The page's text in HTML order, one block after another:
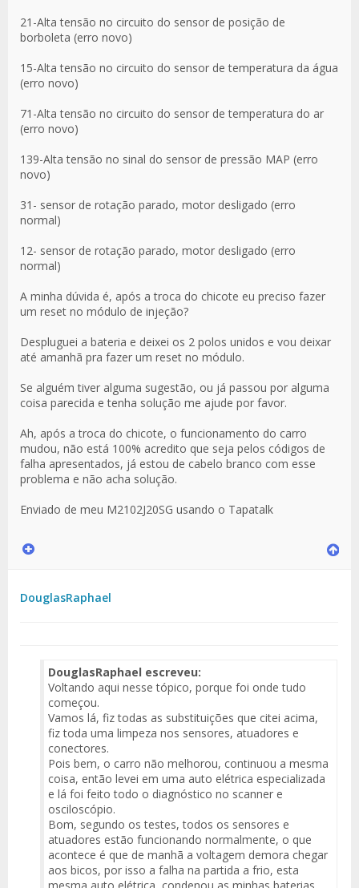
21-Alta tensão no circuito do sensor de posição de
borboleta (erro novo)
15-Alta tensão no circuito do sensor de temperatura da água
(erro novo)
71-Alta tensão no circuito do sensor de temperatura do ar
(erro novo)
139-Alta tensão no sinal do sensor de pressão MAP (erro
novo)
31- sensor de rotação parado, motor desligado (erro
normal)
12- sensor de rotação parado, motor desligado (erro
normal)
A minha dúvida é, após a troca do chicote eu preciso fazer
um reset no módulo de injeção?
Despluguei a bateria e deixei os 2 polos unidos e vou deixar
até amanhã pra fazer um reset no módulo.
Se alguém tiver alguma sugestão, ou já passou por alguma
coisa parecida e tenha solução me ajude por favor.
Ah, após a troca do chicote, o funcionamento do carro
mudou, não está 100% acredito que seja pelos códigos de
falha apresentados, já estou de cabelo branco com esse
problema e não acha solução.
Enviado de meu M2102J20SG usando o Tapatalk
DouglasRaphael
DouglasRaphael escreveu:
Voltando aqui nesse tópico, porque foi onde tudo
começou.
Vamos lá, fiz todas as substituições que citei acima,
fiz toda uma limpeza nos sensores, atuadores e
conectores.
Pois bem, o carro não melhorou, continuou a mesma
coisa, então levei em uma auto elétrica especializada
e lá foi feito todo o diagnóstico no scanner e
osciloscópio.
Bom, segundo os testes, todos os sensores e
atuadores estão funcionando normalmente, o que
acontece é que de manhã a voltagem demora chegar
aos bicos, por isso a falha na partida a frio, esta
mesma auto elétrica, condenou as minhas baterias